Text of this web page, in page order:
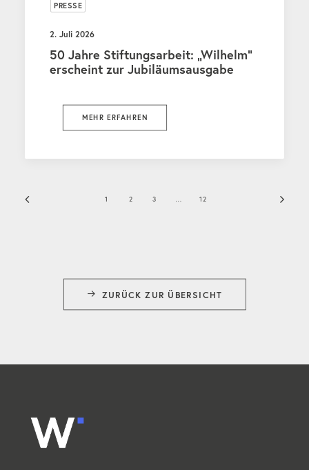
PRESSE
2. Juli 2026
50 Jahre Stiftungsarbeit: „Wilhelm“
erscheint zur Jubiläumsausgabe
MEHR ERFAHREN
1 2 3 12
ZURÜCK ZUR ÜBERSICHT